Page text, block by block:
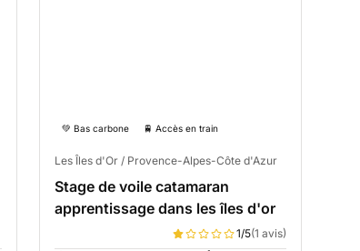
💚 Bas carbone 🚆 Accès en train
Les Îles d'Or / Provence-Alpes-Côte d'Azur
Stage de voile catamaran
apprentissage dans les îles d'or
1/5(1 avis)